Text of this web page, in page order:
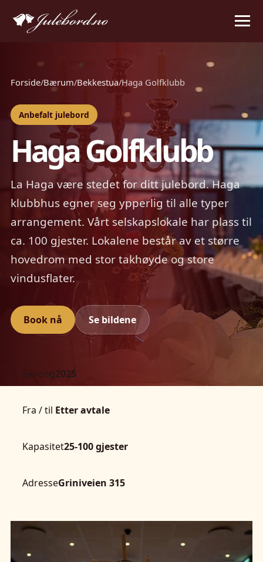
Forside/Bærum/Bekkestua/Haga Golfklubb
Anbefalt julebord
Haga Golfklubb
La Haga være stedet for ditt julebord. Haga
klubbhus egner seg ypperlig til alle typer
arrangement. Vårt selskapslokale har plass til
ca. 100 gjester. Lokalene består av et større
hovedrom med stor takhøyde og store
vindusflater.
Book nå Se bildene
Sesong2025
Fra / til Etter avtale
Kapasitet25-100 gjester
AdresseGriniveien 315